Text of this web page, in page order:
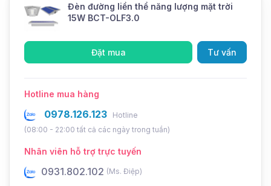
Thông tin khác
3 năm
Thời gian sáng
Chức năng
Cảm biến ánh sáng, Remote điều
khiển
Chế độ Dimming
Tự động
Bộ điều khiển
sạc
PWM
Đèn đường liền thể năng lượng mặt trời
15W BCT-OLF3.0
Đặt mua Tư vấn
Hotline mua hàng
0978.126.123
Hotline
(08:00 - 22:00 tất cả các ngày trong tuần)
Nhân viên hỗ trợ trực tuyến
0931.802.102 (Ms. Điệp)